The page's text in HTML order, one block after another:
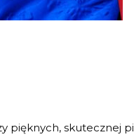
pięknych, skutecznej